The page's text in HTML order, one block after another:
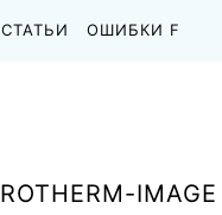
СТАТЬИ ОШИБКИ F